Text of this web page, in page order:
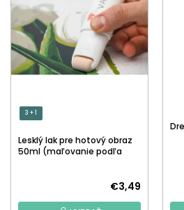
3 + 1
Lesklý lak pre hotový obraz
50ml (maľovanie podľa
€3,49